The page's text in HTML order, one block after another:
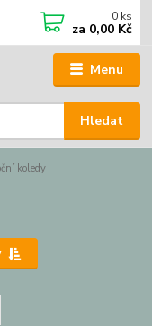
Menu
Hledat
0 ks
za 0,00 Kč
koledy